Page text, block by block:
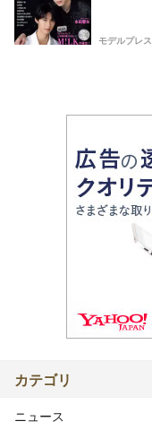
モデルプレス
カテゴリ
ニュース